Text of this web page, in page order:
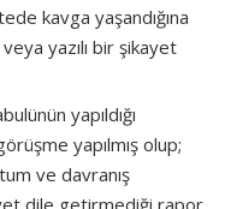
kavga yaşandığına
yazılı bir şikayet
yapıldığı
yapılmış olup;
ve davranış
dile getirmediği rapor